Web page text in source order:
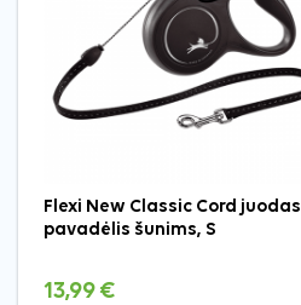
Flexi New Classic Cord juodas
pavadėlis šunims, S
13,99 €